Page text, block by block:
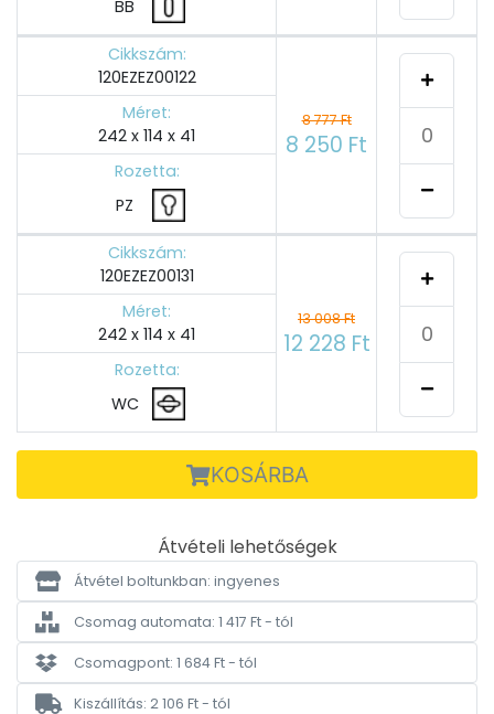
BB
Cikkszám:
120EZEZ00122
8 777 Ft
8 250 Ft
Méret:
242 x 114 x 41
Rozetta:
PZ
Cikkszám:
120EZEZ00131
13 008 Ft
12 228 Ft
Méret:
242 x 114 x 41
Rozetta:
WC
KOSÁRBA
Átvételi lehetőségek
Átvétel boltunkban: ingyenes
Csomag automata: 1 417 Ft - tól
Csomagpont: 1 684 Ft - tól
Kiszállítás: 2 106 Ft - tól